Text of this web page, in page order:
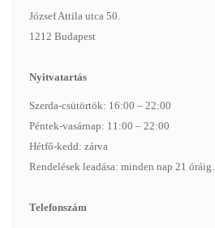
József Attila utca 50.
1212 Budapest
Nyitvatartás
Szerda-csütörtök: 16:00 – 22:00
Péntek-vasárnap: 11:00 – 22:00
Hétfő-kedd: zárva
Rendelések leadása: minden nap 21 óráig.
Telefonszám